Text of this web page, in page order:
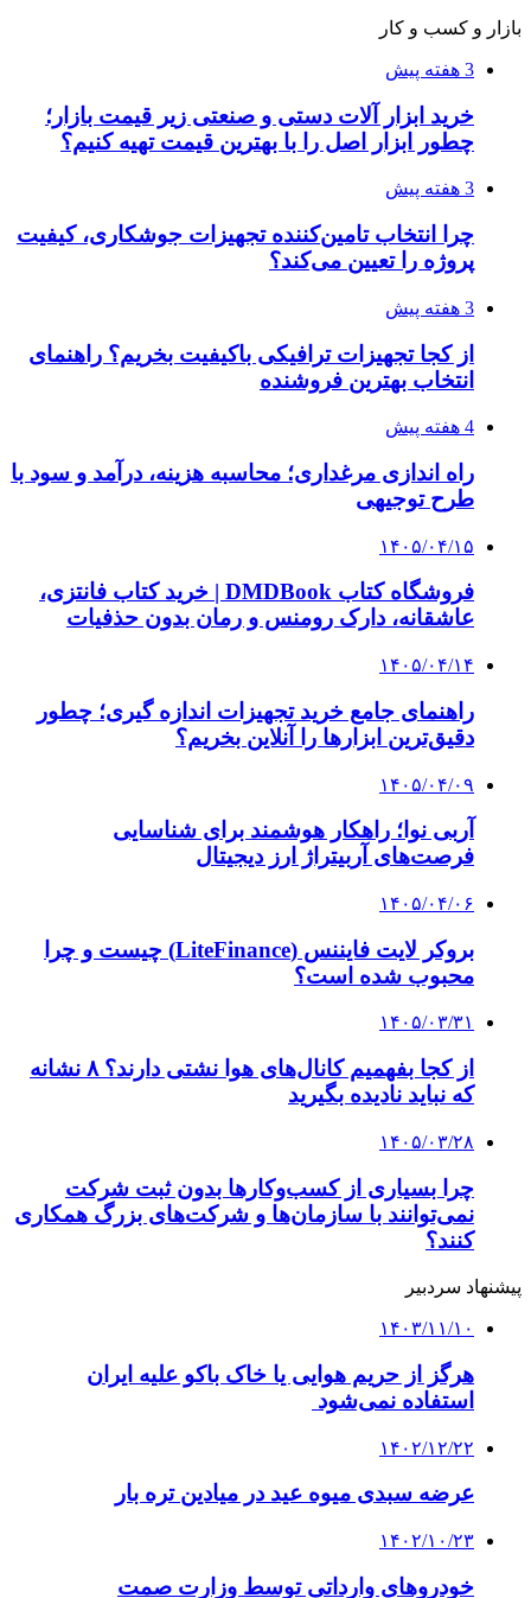
۱۴۰۵/۰۴/۰۹
آربی نوا؛ راهکار هوشمند برای شناسایی
فرصت‌های آربیتراژ ارز دیجیتال
۱۴۰۵/۰۴/۰۶
محبوب شده است؟
۱۴۰۵/۰۳/۳۱
که نباید نادیده بگیرید
۱۴۰۵/۰۳/۲۸
چرا بسیاری از کسب‌وکارها بدون ثبت شرکت
نمی‌توانند با سازمان‌ها و شرکت‌های بزرگ همکاری
کنند؟
پیشنهاد سردبیر
۱۴۰۳/۱۱/۱۰
هرگز از حریم هوایی یا خاک باکو علیه ایران
۱۴۰۲/۱۲/۲۲
عرضه سبدی میوه عید در میادین تره بار
۱۴۰۲/۱۰/۲۳
خودروهای وارداتی توسط وزارت صمت
ارزش‌گذاری می‌شوند
۱۴۰۲/۱۰/۱۸
رسوب خودرو در گمرک نداریم/ موجودی کالاهای
تملیکی صفر شده است
۱۴۰۲/۱۰/۱۷
بهبود ۵.۵ میلیارد دلاری تراز تجاری ایران در دولت
چهاردهم
کلیه حقوق متعلق به راهیان اقتصادی می باشد